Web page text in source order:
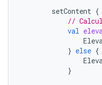
setContent {
//
val
} else {
}